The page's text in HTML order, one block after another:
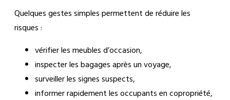
Quelques gestes simples permettent de réduire les
risques :
vérifier les meubles d’occasion,
inspecter les bagages après un voyage,
surveiller les signes suspects,
informer rapidement les occupants en copropriété,